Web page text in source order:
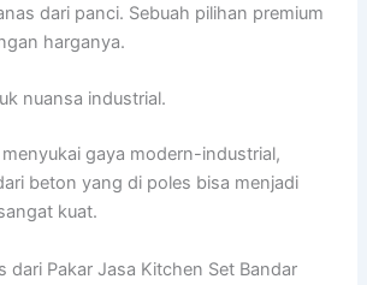
dari panci. Sebuah pilihan premium
harganya.
nuansa industrial.
gaya modern-industrial,
beton yang di poles bisa menjadi
kuat.
dari Pakar Jasa Kitchen Set Bandar